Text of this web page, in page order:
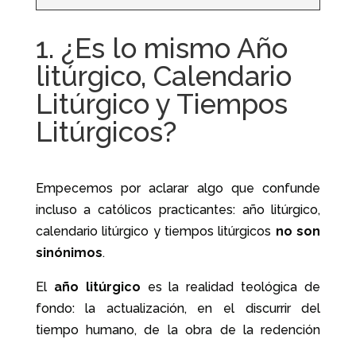
1. ¿Es lo mismo Año
litúrgico, Calendario
Litúrgico y Tiempos
Litúrgicos?
Empecemos por aclarar algo que confunde
incluso a católicos practicantes: año litúrgico,
calendario litúrgico y tiempos litúrgicos no son
sinónimos.
El año litúrgico es la realidad teológica de
fondo: la actualización, en el discurrir del
tiempo humano, de la obra de la redención